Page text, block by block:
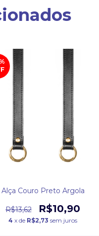
%
Alça Couro Preto Argola
R$13,62 R$10,90
4 x de R$2,73 sem juros